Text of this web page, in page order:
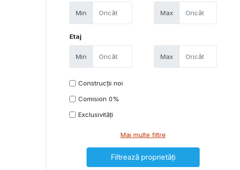
Min Max
Etaj
Min Max
Construcții noi
Comision 0%
Exclusivități
Mai multe filtre